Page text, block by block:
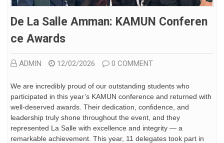
De La Salle Amman: KAMUN Conferen
Ce Awards
ADMIN 12/02/2026 0 COMMENT
We are incredibly proud of our outstanding students who
participated in this year’s KAMUN conference and returned with
well-deserved awards. Their dedication, confidence, and
leadership truly shone throughout the event, and they
represented La Salle with excellence and integrity — a
remarkable achievement. This year, 11 delegates took part in